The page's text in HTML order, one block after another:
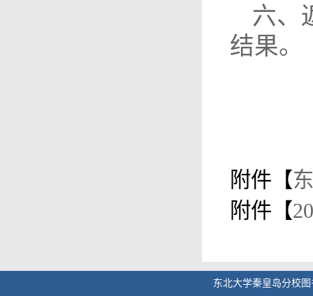
六、
结果。
附件【
附件【
东北大学秦皇岛分校